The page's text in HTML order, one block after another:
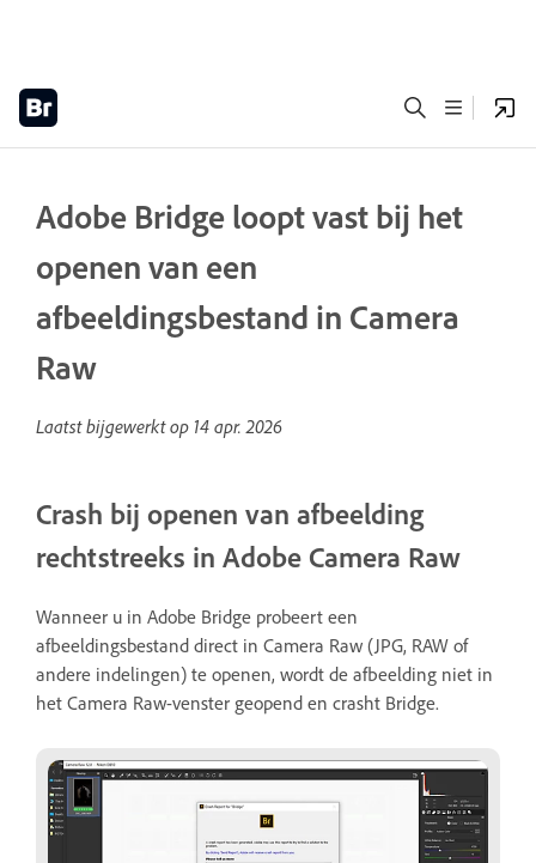
Adobe Bridge loopt vast bij het
openen van een
afbeeldingsbestand in Camera
Raw
Laatst bijgewerkt op 14 apr. 2026
Crash bij openen van afbeelding
rechtstreeks in Adobe Camera Raw
Wanneer u in Adobe Bridge probeert een
afbeeldingsbestand direct in Camera Raw (JPG, RAW of
andere indelingen) te openen, wordt de afbeelding niet in
het Camera Raw-venster geopend en crasht Bridge.